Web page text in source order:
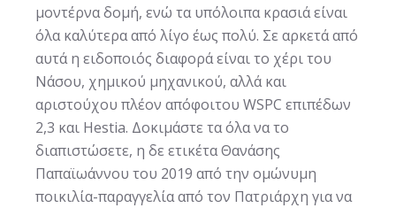
μοντέρνα δομή, ενώ τα υπόλοιπα κρασιά είναι
όλα καλύτερα από λίγο έως πολύ. Σε αρκετά από
αυτά η ειδοποιός διαφορά είναι το χέρι του
Νάσου, χημικού μηχανικού, αλλά και
αριστούχου πλέον απόφοιτου WSPC επιπέδων
2,3 και Hestia. Δοκιμάστε τα όλα να το
διαπιστώσετε, η δε ετικέτα Θανάσης
Παπαϊωάννου του 2019 από την ομώνυμη
ποικιλία-παραγγελία από τον Πατριάρχη για να